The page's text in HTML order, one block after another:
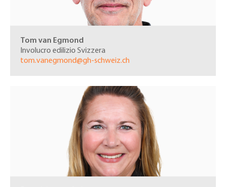
Tom van Egmond
Involucro edilizio Svizzera
tom.vanegmond@gh-schweiz.ch